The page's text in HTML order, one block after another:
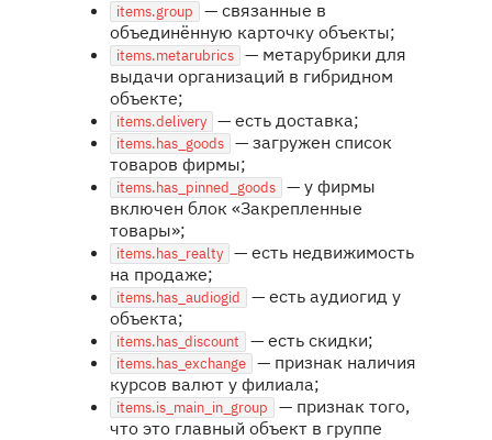
items.group
— связанные в
объединённую карточку объекты;
items.metarubrics — метарубрики для
выдачи организаций в гибридном
объекте;
items.delivery — есть доставка;
items.has_goods — загружен список
товаров фирмы;
items.has_pinned_goods — у фирмы
включен блок «Закрепленные
товары»;
items.has_realty — есть недвижимость
на продаже;
items.has_audiogid
— есть аудиогид у
объекта;
items.has_discount — есть скидки;
items.has_exchange — признак наличия
курсов валют у филиала;
items.is_main_in_group
— признак того,
что это главный объект в группе